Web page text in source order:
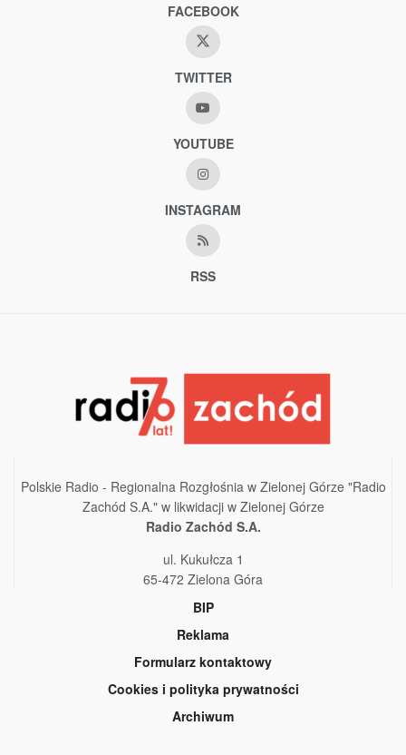
FACEBOOK
TWITTER
YOUTUBE
INSTAGRAM
RSS
Polskie Radio - Regionalna Rozgłośnia w Zielonej Górze "Radio
Zachód S.A." w likwidacji w Zielonej Górze
Radio Zachód S.A.
ul. Kukułcza 1
65-472 Zielona Góra
BIP
Reklama
Formularz kontaktowy
Cookies i polityka prywatności
Archiwum